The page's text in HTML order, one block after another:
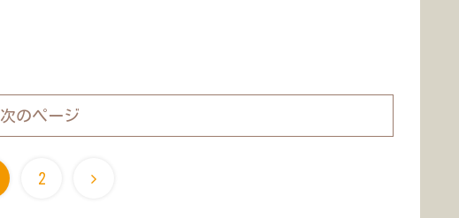
次のページ
2